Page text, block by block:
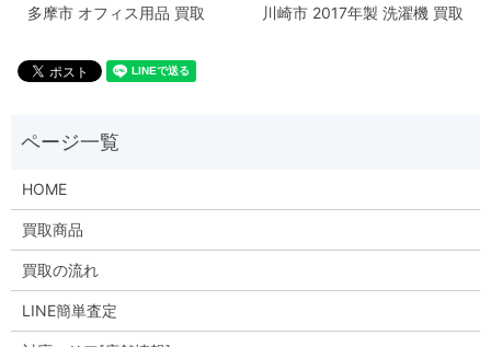
多摩市 オフィス用品 買取 川崎市 2017年製 洗濯機 買取
HOME
買取商品
買取の流れ
LINE簡単査定